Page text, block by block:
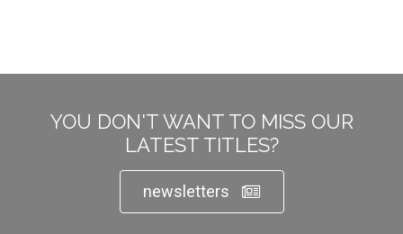
YOU DON'T WANT TO MISS OUR
LATEST TITLES?
newsletters